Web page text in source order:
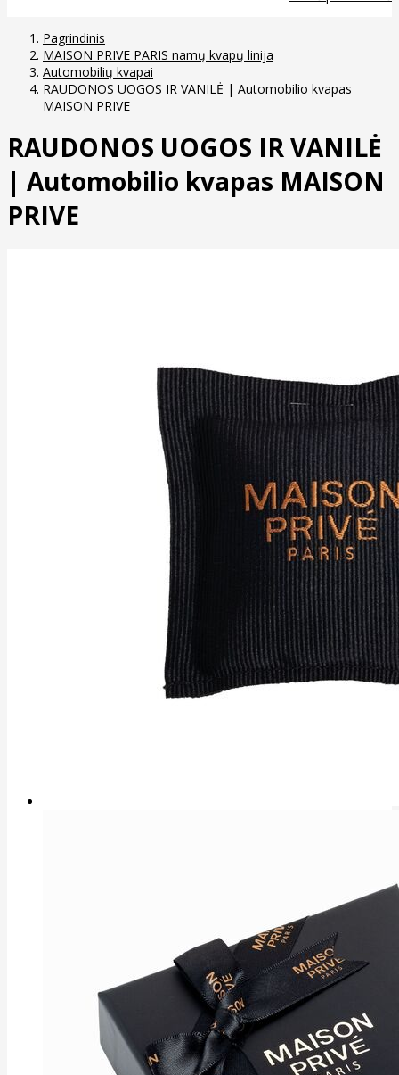
Pagrindinis
MAISON PRIVE PARIS namų kvapų linija
Automobilių kvapai
RAUDONOS UOGOS IR VANILĖ | Automobilio kvapas
MAISON PRIVE
RAUDONOS UOGOS IR VANILĖ
| Automobilio kvapas MAISON
PRIVE